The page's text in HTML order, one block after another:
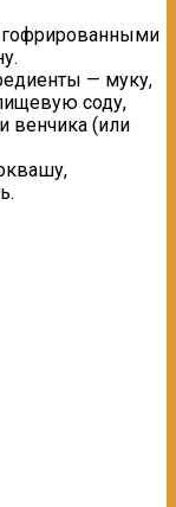
— муку,
соду,
венчика (или